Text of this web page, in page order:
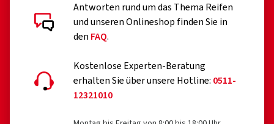
Antworten rund um das Thema Reifen
und unseren Onlineshop finden Sie in
den FAQ.
Kostenlose Experten-Beratung
erhalten Sie über unsere Hotline: 0511-
12321010